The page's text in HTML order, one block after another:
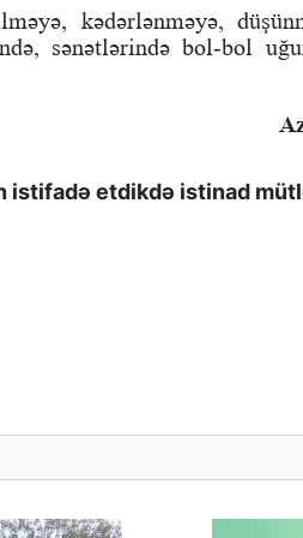
kədərlənməyə,
sənətlərində bol-bol
istifadə etdikdə istinad